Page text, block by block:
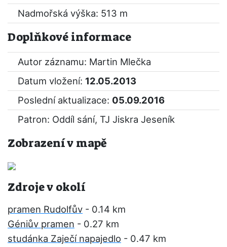
Nadmořská výška: 513 m
Doplňkové informace
Autor záznamu: Martin Mlečka
Datum vložení: 12.05.2013
Poslední aktualizace: 05.09.2016
Patron: Oddíl sání, TJ Jiskra Jeseník
Zobrazení v mapě
Zdroje v okolí
pramen Rudolfův - 0.14 km
Géniův pramen - 0.27 km
studánka Zaječí napajedlo - 0.47 km